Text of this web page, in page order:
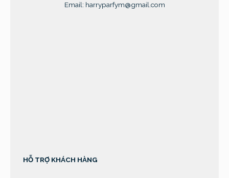
Email: harryparfym@gmail.com
HỖ TRỢ KHÁCH HÀNG